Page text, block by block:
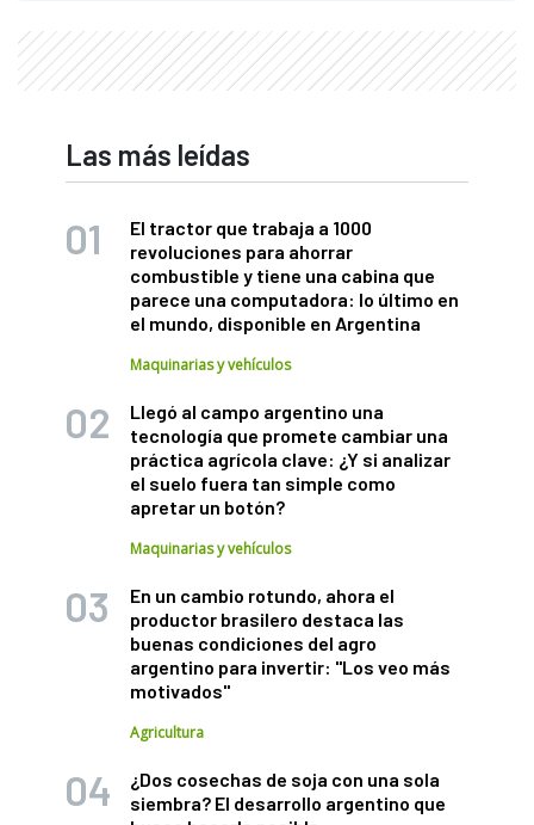
Las más leídas
El tractor que trabaja a 1000
revoluciones para ahorrar
combustible y tiene una cabina que
parece una computadora: lo último en
el mundo, disponible en Argentina
Maquinarias y vehículos
Llegó al campo argentino una
tecnología que promete cambiar una
práctica agrícola clave: ¿Y si analizar
el suelo fuera tan simple como
apretar un botón?
Maquinarias y vehículos
En un cambio rotundo, ahora el
productor brasilero destaca las
buenas condiciones del agro
argentino para invertir: "Los veo más
motivados"
Agricultura
¿Dos cosechas de soja con una sola
siembra? El desarrollo argentino que